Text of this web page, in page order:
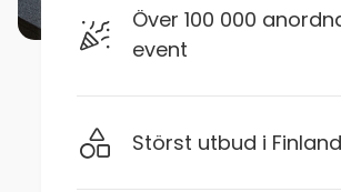
Över 100 000
event
Störst utbud i Finland